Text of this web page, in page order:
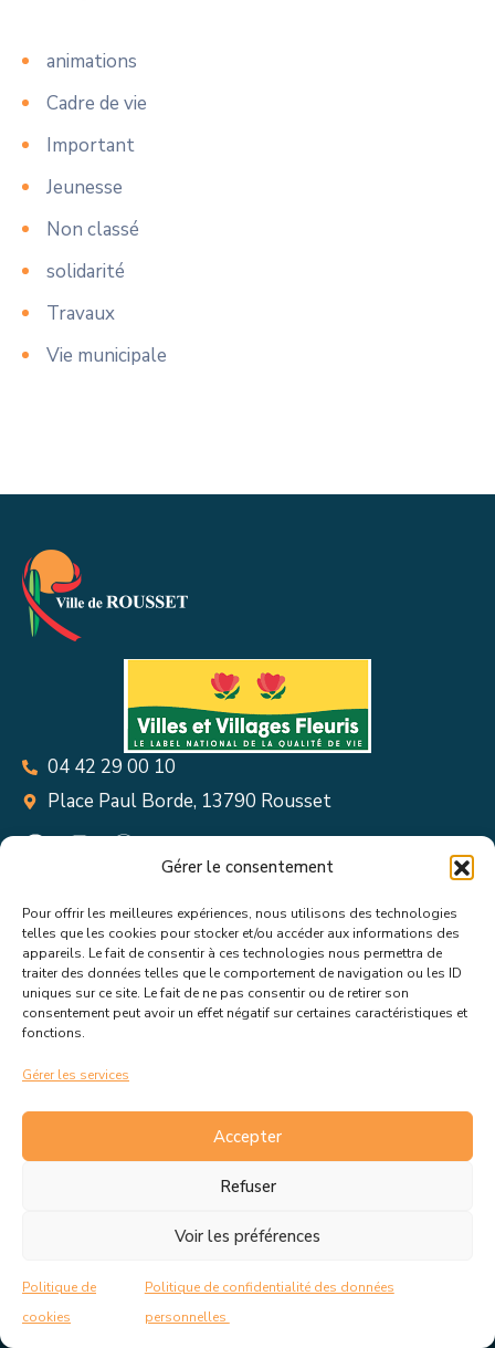
Gérer le consentement
Pour offrir les meilleures expériences, nous utilisons des technologies
telles que les cookies pour stocker et/ou accéder aux informations des
appareils. Le fait de consentir à ces technologies nous permettra de
traiter des données telles que le comportement de navigation ou les ID
uniques sur ce site. Le fait de ne pas consentir ou de retirer son
consentement peut avoir un effet négatif sur certaines caractéristiques et
fonctions.
Gérer les services
Accepter
Refuser
Voir les préférences
Politique de
cookies
Politique de confidentialité des données
personnelles
animations
Cadre de vie
Important
Jeunesse
Non classé
solidarité
Travaux
Vie municipale
04 42 29 00 10
Place Paul Borde, 13790 Rousset
Suivez toutes les informations &
actualités de votre ville !
mairie de Rousset. En savoir plus sur la gestion de mes
Politique de confidentialité
Mentions Légales